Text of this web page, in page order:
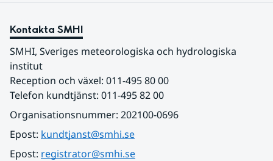
Kontakta SMHI
SMHI, Sveriges meteorologiska och hydrologiska
institut
Reception och växel: 011-495 80 00
Telefon kundtjänst: 011-495 82 00
Organisationsnummer: 202100-0696
Epost: kundtjanst@smhi.se
Epost: registrator@smhi.se